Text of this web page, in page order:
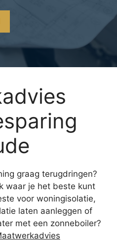
graag terugdringen?
waar je het beste kunt
voor woningisolatie,
laten aanleggen of
met een zonneboiler?